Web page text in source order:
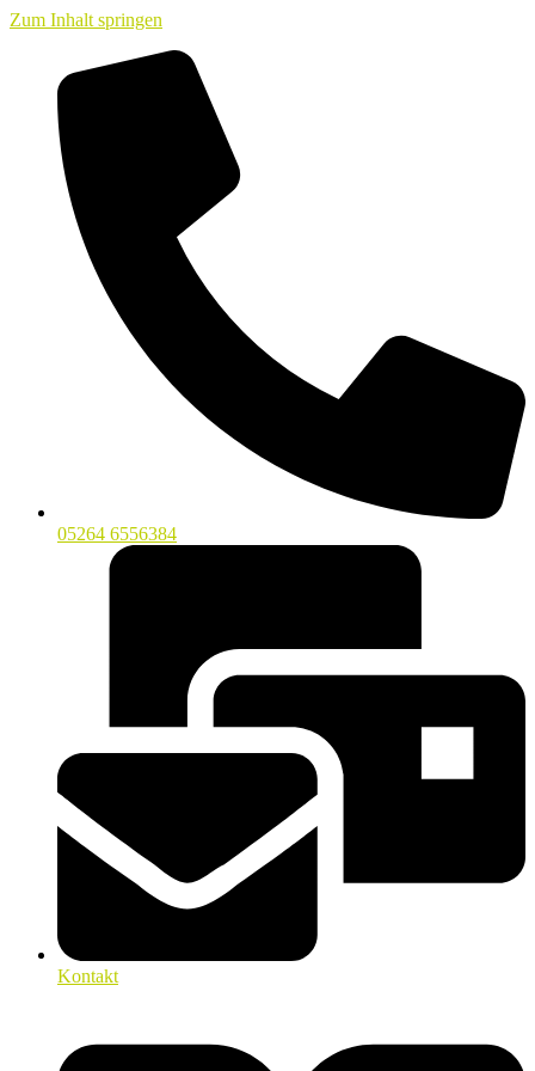
Zum Inhalt springen
05264 6556384
Kontakt